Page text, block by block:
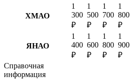
ХМАО
1
300
₽
1
500
₽
1
700
₽
1
800
₽
ЯНАО
1
400
₽
1
600
₽
1
800
₽
1
900
₽
Справочная
информация